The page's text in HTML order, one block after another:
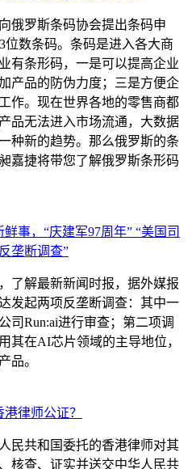
俄罗斯条码协会提出条码申
位数条码。条码是进入各大商
有条形码，一是可以提高企业
产品的防伪力度；三是方便企
作。现在世界各地的零售商都
品无法进入市场流通，大数据
种新的趋势。那么俄罗斯的条
嘉捷将带您了解俄罗斯条形码
事，“庆建军97周年” “美国司
垄断调查”
了解最新新闻时报，据外媒报
发起两项反垄断调查：其中一
司Run:ai进行审查；第二项调
其在AI芯片领域的主导地位，
品。
律师公证？
民共和国委托的香港律师对其
核查、证实并送交中华人民共